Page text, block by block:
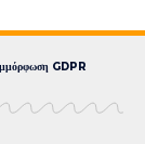
GDPR